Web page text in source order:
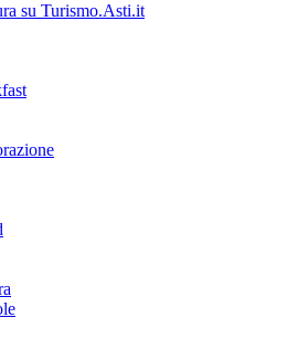
su Turismo.Asti.it